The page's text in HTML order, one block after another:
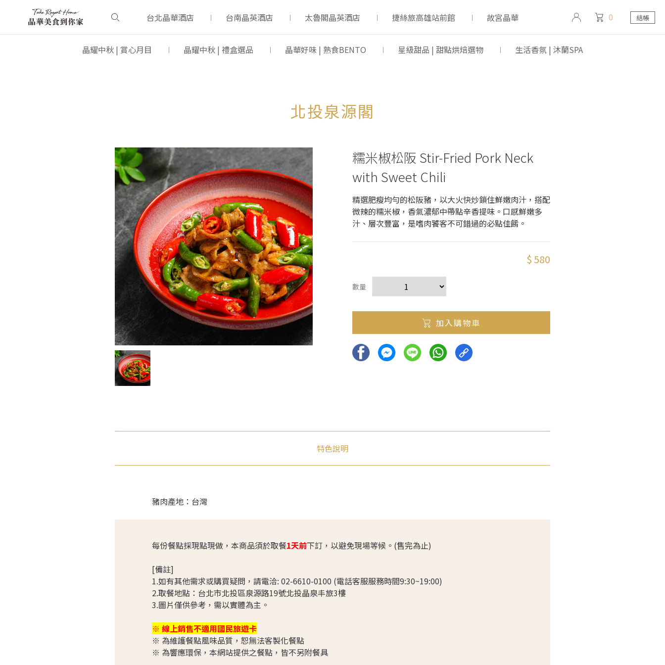
台北晶華酒店
晶耀中秋 | 賞心月目 晶耀中秋 | 禮盒選品 晶華好味 | 熟食BENTO 星級甜品 | 甜點烘焙選物 生活香氛 | 沐蘭SPA
台南晶英酒店 太魯閣晶英酒店 捷絲旅高雄站前館 故宮晶華 0 結帳
北投泉源閣
糯米椒松阪 Stir-Fried Pork Neck
with Sweet Chili
精選肥瘦均勻的松阪豬，以大火快炒鎖住鮮嫩肉汁，搭配
微辣的糯米椒，香氣濃郁中帶點辛香提味。口感鮮嫩多
汁、層次豐富，是嗜肉饕客不可錯過的必點佳餚。
$ 580
數量
加入購物車
特色說明
豬肉產地：台灣
每份餐點採現點現做，本商品須於取餐1天前下訂，以避免現場等候。(售完為止)
[備註]
1.如有其他需求或購買疑問，請電洽: 02-6610-0100 (電話客服服務時間9:30~19:00)
2.取餐地點：台北市北投區泉源路19號北投晶泉丰旅3樓
3.圖片僅供參考，需以實體為主。
※ 線上銷售不適用國民旅遊卡
※ 為維護餐點風味品質，恕無法客製化餐點
​※ 為響應環保，本網站提供之餐點，皆不另附餐具